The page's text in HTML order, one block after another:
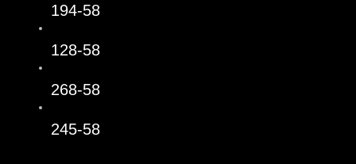
194-58
128-58
268-58
245-58